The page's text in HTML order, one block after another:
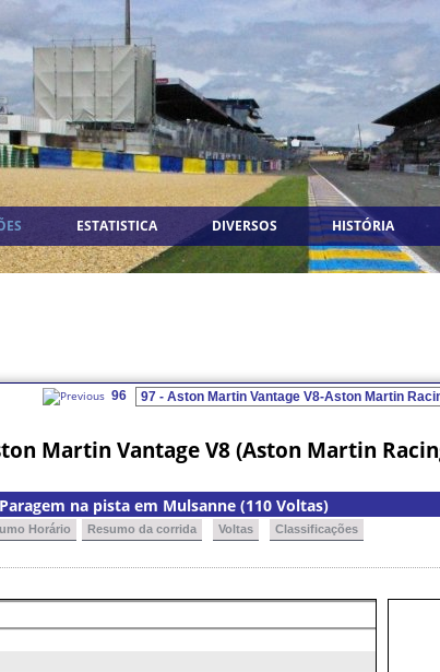
ESTATISTICA DIVERSOS HISTÓRIA
96
Martin Vantage V8 (Aston Martin
na pista em Mulsanne (110 Voltas)
Horário Resumo da corrida Voltas Classificações